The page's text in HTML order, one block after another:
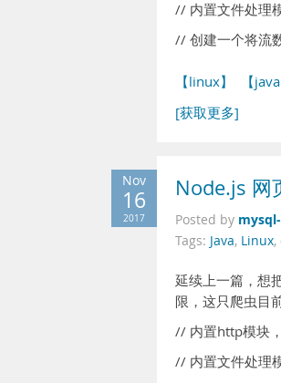
// 内置文件处理
// 创建一个将流
【linux】 【java
[获取更多]
Nov
16
2017
Node.js 网
Posted by
Tags: Java, Linux,
延续上一篇，想
限，这只爬虫目
// 内置http模块
// 内置文件处理